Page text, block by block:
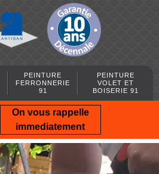
PEINTURE
FERRONNERIE
91
PEINTURE
VOLET ET
BOISERIE 91
On vous rappelle
immediatement